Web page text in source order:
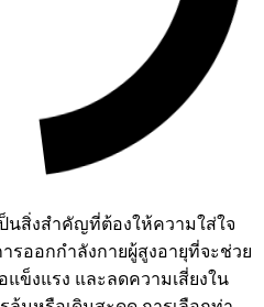
นสิ่งสำคัญที่ต้องให้ความใส่ใจ
ารออกกำลังกายผู้สูงอายุที่จะช่วย
ข็งแรง และลดความเสี่ยงใน